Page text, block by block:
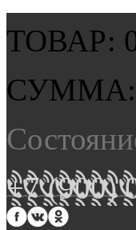
ТОВАР:
СУММА:
+7 (900)